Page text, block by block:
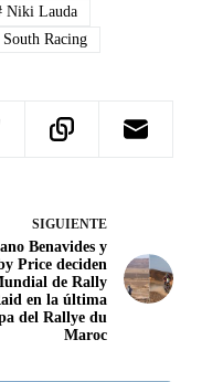
Niki Lauda
South Racing
SIGUIENTE
Benavides y
Price deciden
de Rally
en la última
del Rallye du
Maroc